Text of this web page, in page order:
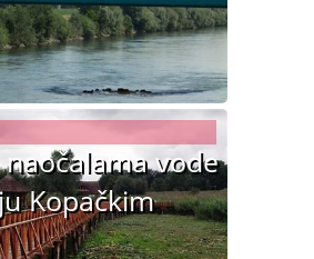
vode
Kopačkim